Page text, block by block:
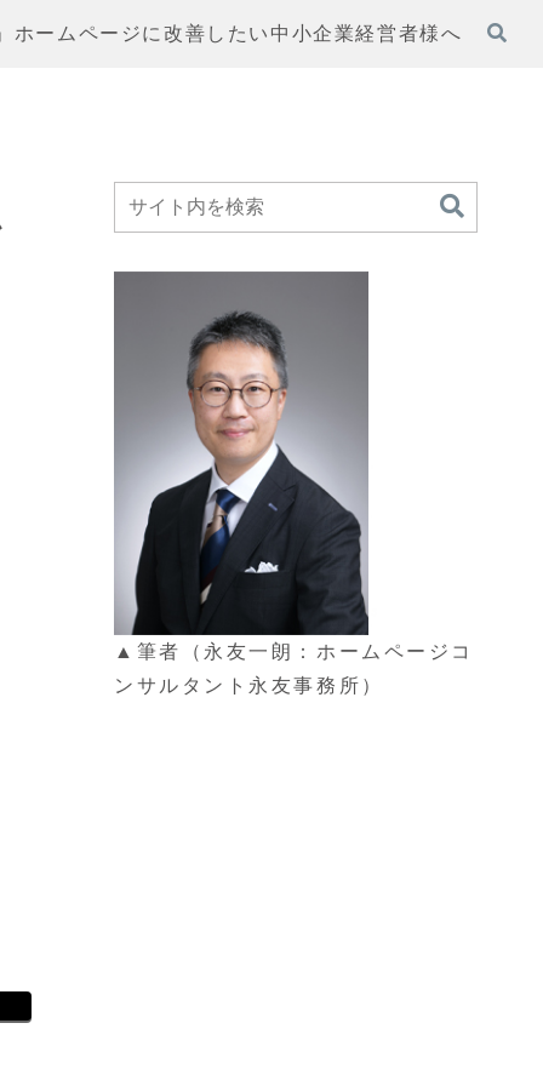
ホームページに改善したい中小企業経営者様へ
▲筆者（永友一朗：ホームページコ
ンサルタント永友事務所）